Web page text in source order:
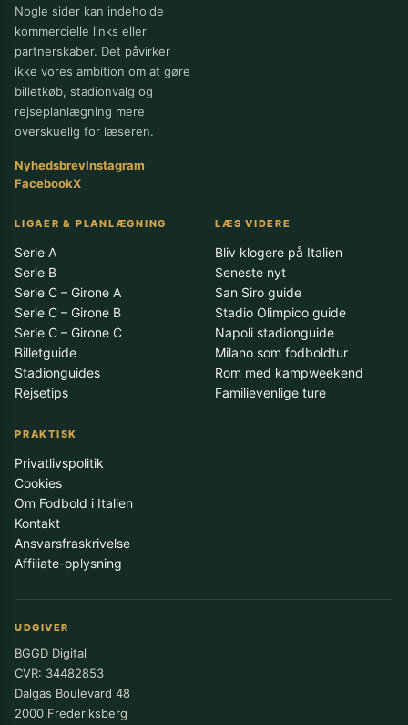
Nogle sider kan indeholde
kommercielle links eller
partnerskaber. Det påvirker
ikke vores ambition om at gøre
billetkøb, stadionvalg og
rejseplanlægning mere
overskuelig for læseren.
NyhedsbrevInstagram
FacebookX
LIGAER & PLANLÆGNING
Serie A
Serie B
Serie C – Girone A
Serie C – Girone B
Serie C – Girone C
Billetguide
Stadionguides
Rejsetips
LÆS VIDERE
Bliv klogere på Italien
Seneste nyt
San Siro guide
Stadio Olimpico guide
Napoli stadionguide
Milano som fodboldtur
Rom med kampweekend
Familievenlige ture
PRAKTISK
Privatlivspolitik
Cookies
Om Fodbold i Italien
Kontakt
Ansvarsfraskrivelse
Affiliate-oplysning
UDGIVER
BGGD Digital
CVR: 34482853
Dalgas Boulevard 48
2000 Frederiksberg